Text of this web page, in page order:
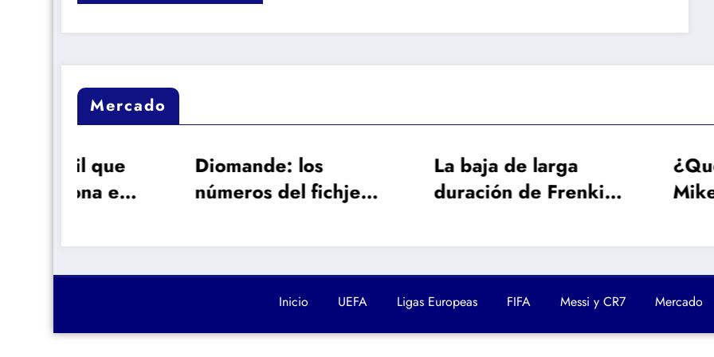
Mercado
Diomande: los
números del fichje
historia del Real
Madrid
La baja de larga
duración de Frenkie
Barcelona a buscar
un galáctico
¿Qué papel
Mikel Arteta en
por Vinicius?
Inicio UEFA Ligas Europeas FIFA Messi y CR7 Mercado